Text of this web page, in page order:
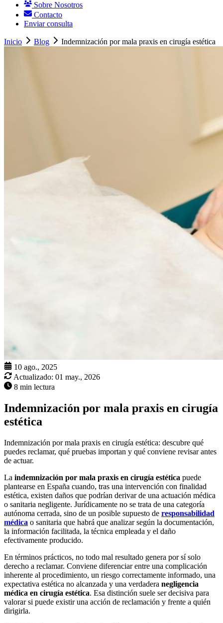
Sobre Nosotros
Contacto
Enviar consulta
Inicio Blog Indemnización por mala praxis en cirugía estética
10 ago., 2025
Actualizado: 01 may., 2026
8 min lectura
Indemnización por mala praxis en cirugía
estética
Indemnización por mala praxis en cirugía estética: descubre qué
puedes reclamar, qué pruebas importan y qué conviene revisar antes
de actuar.
La indemnización por mala praxis en cirugía estética puede
plantearse en España cuando, tras una intervención con finalidad
estética, existen daños que podrían derivar de una actuación médica
o sanitaria negligente. Jurídicamente no se trata de una categoría
autónoma cerrada, sino de un posible supuesto de responsabilidad
médica o sanitaria que habrá que analizar según la documentación,
la información facilitada, la técnica empleada y el daño
efectivamente producido.
En términos prácticos, no todo mal resultado genera por sí solo
derecho a reclamar. Conviene diferenciar entre una complicación
inherente al procedimiento, un riesgo correctamente informado, una
expectativa estética no alcanzada y una verdadera negligencia
médica en cirugía estética. Esa distinción suele ser decisiva para
valorar si puede existir una acción de reclamación y frente a quién
dirigirla.